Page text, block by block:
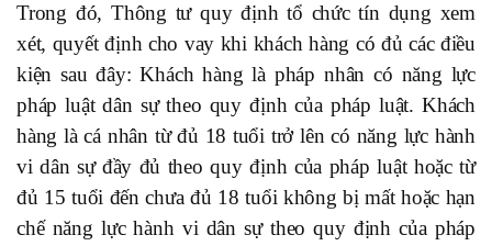
Trong đó, Thông tư quy định tổ chức tín dụng xem
xét, quyết định cho vay khi khách hàng có đủ các điều
kiện sau đây: Khách hàng là pháp nhân có năng lực
pháp luật dân sự theo quy định của pháp luật. Khách
hàng là cá nhân từ đủ 18 tuổi trở lên có năng lực hành
vi dân sự đầy đủ theo quy định của pháp luật hoặc từ
đủ 15 tuổi đến chưa đủ 18 tuổi không bị mất hoặc hạn
chế năng lực hành vi dân sự theo quy định của pháp